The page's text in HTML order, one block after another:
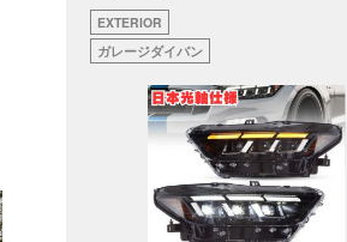
EXTERIOR
ガレージダイバン